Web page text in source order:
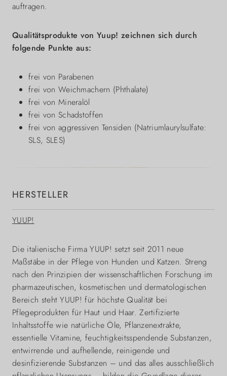
auftragen.
Qualitätsprodukte von Yuup! zeichnen sich durch
folgende Punkte aus:
frei von Parabenen
frei von Weichmachern (Phthalate)
frei von Mineralöl
frei von Schadstoffen
frei von aggressiven Tensiden (Natriumlaurylsulfate:
SLS, SLES)
HERSTELLER
YUUP!
Die italienische Firma YUUP! setzt seit 2011 neue
Maßstäbe in der Pflege von Hunden und Katzen. Streng
nach den Prinzipien der wissenschaftlichen Forschung im
pharmazeutischen, kosmetischen und dermatologischen
Bereich steht YUUP! für höchste Qualität bei
Pflegeprodukten für Haut und Haar. Zertifizierte
Inhaltsstoffe wie natürliche Öle, Pflanzenextrakte,
essentielle Vitamine, feuchtigkeitsspendende Substanzen,
entwirrende und aufhellende, reinigende und
desinfizierende Substanzen – und das alles ausschließlich